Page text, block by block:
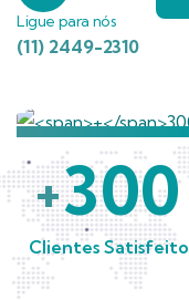
Ligue para nós
(11) 2449-2310
+300
Clientes